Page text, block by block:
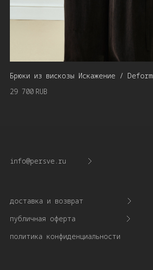
Брюки из вискозы Искажение / Deform
29 700 RUB
info@persve.ru
публичная оферта
доставка и возврат
политика конфиденциальности